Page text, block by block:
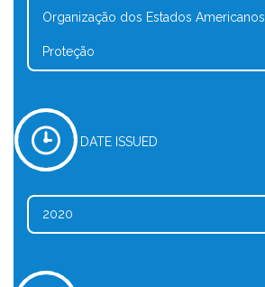
Organização dos Estados Americanos
Proteção
DATE ISSUED
2020